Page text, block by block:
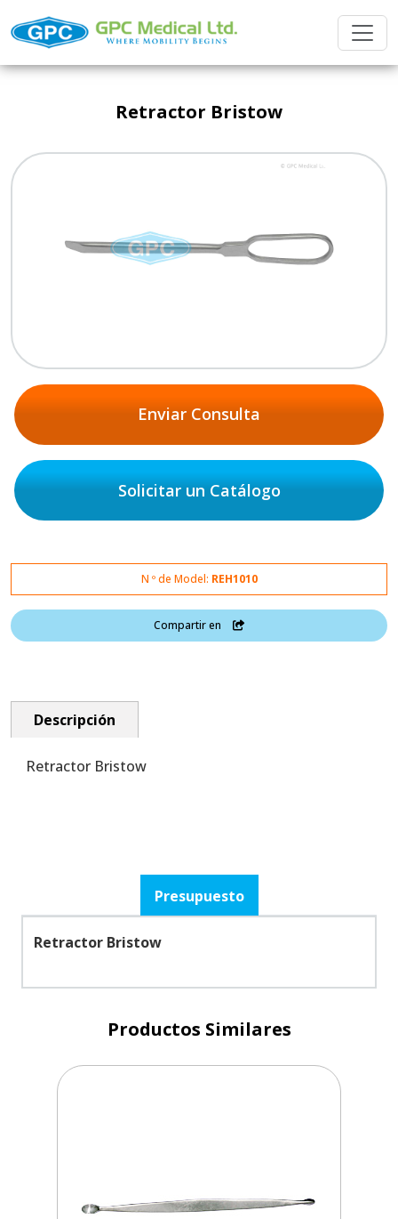
Retractor Bristow
Enviar Consulta
Solicitar un Catálogo
N º de Model: REH1010
Compartir en
Descripción
Retractor Bristow
Presupuesto
Retractor Bristow
Productos Similares